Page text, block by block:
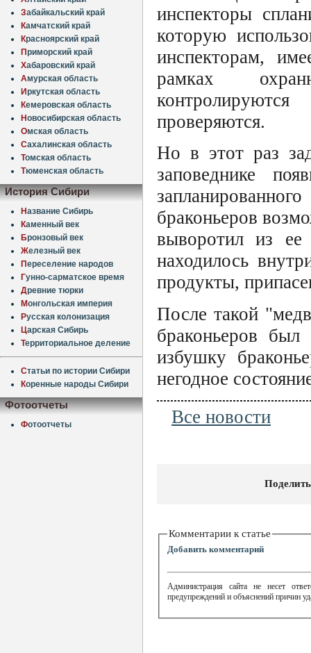
Забайкальский край
Камчатский край
Красноярский край
Приморский край
Хабаровский край
Амурская область
Иркутская область
Кемеровская область
Новосибирская область
Омская область
Сахалинская область
Томская область
Тюменская область
История Сибири
Название Сибирь
Каменный век
Бронзовый век
Железный век
Переселение народов
Гунно-сарматское время
Древние тюрки
Монгольская империя
Русская колонизация
Царская Сибирь
Территориальное деление
Статьи по истории Сибири
Коренные народы Сибири
Фотоотчеты
Фотоотчеты
инспекторы
которую
инспекторам,
рамках
проверяются.
Но в этот раз
заповеднике
браконьеров
выворотил из
находилось
продукты,
После такой
браконьеров
избушку
негодное
Все новости
Комментарии к статье
Добавить комментарий
Администрация сайта не несет
предупреждений и объяснений причин